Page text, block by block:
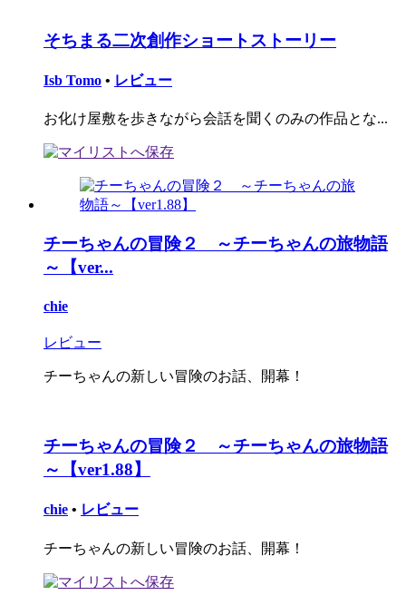
そちまる二次創作ショートストーリー
Isb Tomo • レビュー
お化け屋敷を歩きながら会話を聞くのみの作品とな...
チーちゃんの冒険２ ～チーちゃんの旅物語
～【ver...
chie
レビュー
チーちゃんの新しい冒険のお話、開幕！
チーちゃんの冒険２ ～チーちゃんの旅物語
～【ver1.88】
chie • レビュー
チーちゃんの新しい冒険のお話、開幕！